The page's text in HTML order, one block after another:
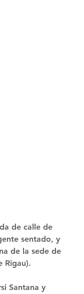
de calle de
sentado, y
de la sede de
Rigau).
Santana y